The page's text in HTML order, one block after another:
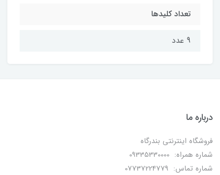
تعداد کلیدها
9 عدد
درباره ما
فروشگاه اینترنتی بندرگاه
شماره همراه: 09335330000
شماره تماس: 07737224779